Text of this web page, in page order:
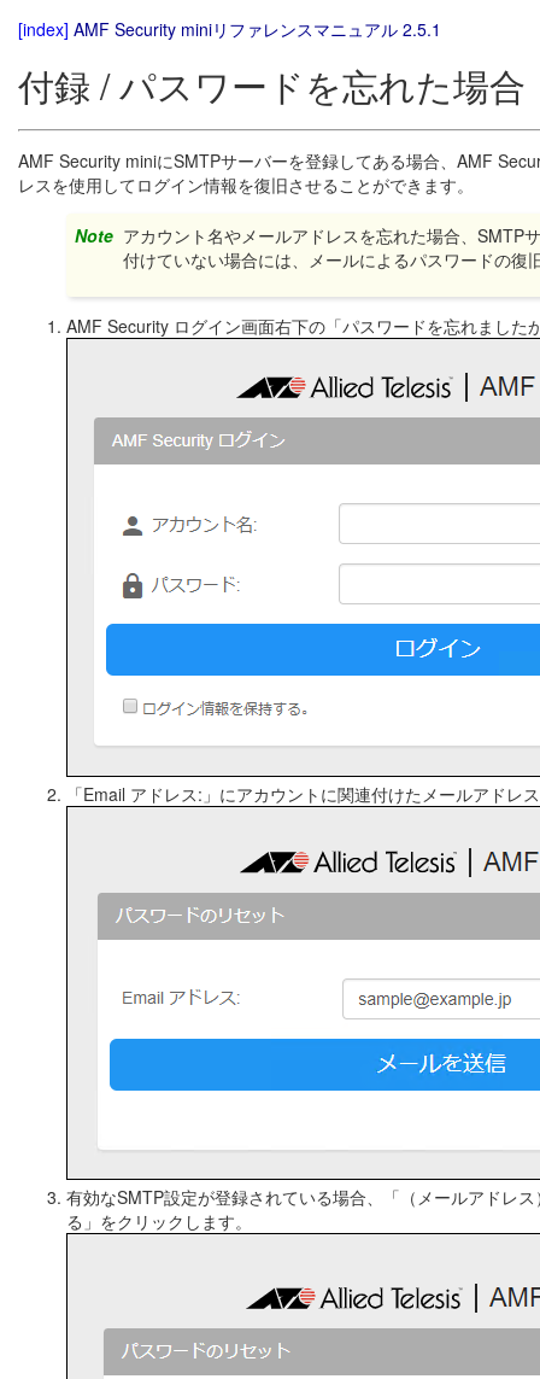
[index] AMF Security miniリファレンスマニュアル 2.5.1
付録 / パスワードを忘れた場合
AMF Security miniにSMTPサーバーを登録してある場合、AMF
レスを使用してログイン情報を復旧させることができます。
Note アカウント名やメールアドレスを忘れた場合、SMTP
付けていない場合には、メールによるパスワードの復
AMF Security ログイン画面右下の「パスワードを忘れました
「Email アドレス:」にアカウントに関連付けたメールアド
有効なSMTP設定が登録されている場合、「（メールアドレ
る」をクリックします。